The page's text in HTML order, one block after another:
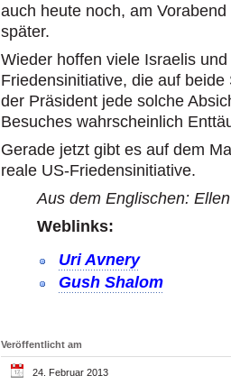
auch heute noch, am
später.
Wieder hoffen viele Israelis
Friedensinitiative, die auf
der Präsident jede solche
Besuches wahrscheinlich
Gerade jetzt gibt es auf dem
reale US-Friedensinitiative.
Aus dem Englischen:
Weblinks:
Uri Avnery
Gush Shalom
Veröffentlicht am
24. Februar 2013